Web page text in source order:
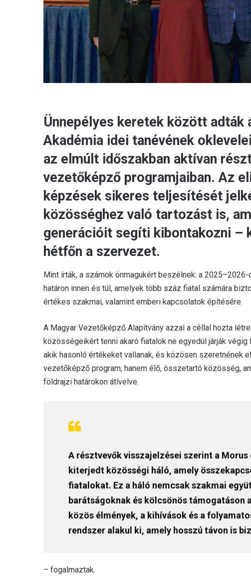
Ünnepélyes keretek között adták
Akadémia idei tanévének
az elmúlt időszakban aktívan
vezetőképző programjaiban. Az
képzések sikeres teljesítését
közösséghez való tartozást is,
generációit segíti kibontakozni –
hétfőn a szervezet.
Mint írták, a számok önmagukért beszélnek: a
határon innen és túl, amelyek több száz fiatal számára
értékes szakmai, valamint emberi kapcsolatok építésére.
A Magyar Vezetőképző Alapítvány azzal a céllal hozta
közösségeikért tenni akaró fiatalok ne egyedül járják végig
akik hasonló értékeket vallanak, és közösen szeretnének
vezetőképző program, hanem élő, összetartó közösség,
földrajzi határokon átívelve.
A résztvevők visszajelzései szerint a
kiterjedt közösségi háló, amely
fiatalokat. Ez a háló nemcsak szakmai
barátságoknak és kölcsönös támogatáson
közös élmények, a kihívások és a
rendszer alakul ki, amely hosszú távon is
– fogalmaztak.